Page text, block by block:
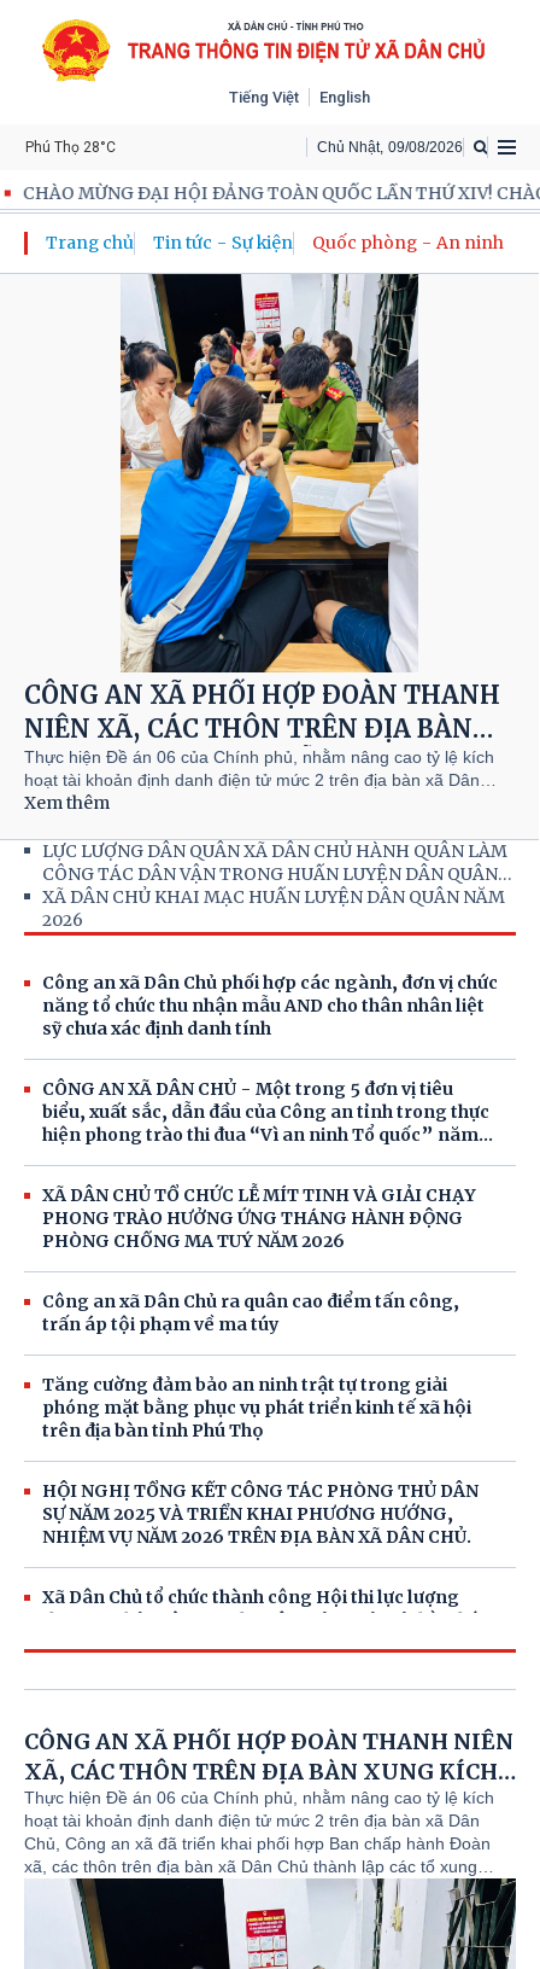
Tiếng Việt English
Chủ Nhật, 09/08/2026
Phú Thọ 28°C
MỪNG ĐẠI HỘI ĐẢNG TOÀN QUỐC LẦN THỨ XIV! CHÀO
Trang chủ Tin tức - Sự kiện Quốc phòng - An ninh
CÔNG AN XÃ PHỐI HỢP ĐOÀN THANH
NIÊN XÃ, CÁC THÔN TRÊN ĐỊA BÀN
XUNG KÍCH TRONG HỖ TRỢ NGƯỜI
DÂN KÍCH HOẠT TÀI KHOẢN ĐỊNH
Thực hiện Đề án 06 của Chính phủ, nhằm nâng cao tỷ lệ kích
hoạt tài khoản định danh điện tử mức 2 trên địa bàn xã Dân
Chủ, Công an xã đã triển khai phối hợp Ban chấp hành Đoàn
kích, tình nguyện trực tiếp tuyên truyền, hướng dẫn và hỗ trợ
người dân kích hoạt tài khoản định danh điện tử trên ứng dụng
VNeID.
Xem thêm
LỰC LƯỢNG DÂN QUÂN XÃ DÂN CHỦ HÀNH QUÂN LÀM
CÔNG TÁC DÂN VẬN TRONG HUẤN LUYỆN DÂN QUÂN
NĂM 2026
XÃ DÂN CHỦ KHAI MẠC HUẤN LUYỆN DÂN QUÂN NĂM
2026
Công an xã Dân Chủ phối hợp các ngành, đơn vị chức
năng tổ chức thu nhận mẫu AND cho thân nhân liệt
sỹ chưa xác định danh tính
CÔNG AN XÃ DÂN CHỦ - Một trong 5 đơn vị tiêu
biểu, xuất sắc, dẫn đầu của Công an tỉnh trong thực
hiện phong trào thi đua “Vì an ninh Tổ quốc” năm
XÃ DÂN CHỦ TỔ CHỨC LỄ MÍT TINH VÀ GIẢI CHẠY
PHONG TRÀO HƯỞNG ỨNG THÁNG HÀNH ĐỘNG
PHÒNG CHỐNG MA TUÝ NĂM 2026
Công an xã Dân Chủ ra quân cao điểm tấn công,
trấn áp tội phạm về ma túy
Tăng cường đảm bảo an ninh trật tự trong giải
phóng mặt bằng phục vụ phát triển kinh tế xã hội
trên địa bàn tỉnh Phú Thọ
HỘI NGHỊ TỔNG KẾT CÔNG TÁC PHÒNG THỦ DÂN
SỰ NĂM 2025 VÀ TRIỂN KHAI PHƯƠNG HƯỚNG,
NHIỆM VỤ NĂM 2026 TRÊN ĐỊA BÀN XÃ DÂN CHỦ.
Xã Dân Chủ tổ chức thành công Hội thi lực lượng
tham gia bảo vệ an ninh, trật tự ở cơ sở giỏi lần thứ I,
với Đoàn viên thanh niên Công an xã Dân Chủ
Lực lượng Công an xã Dân Chủ tích cực làm nhiệm
vụ trong ngày bầu cử
21 THANH NIÊN ƯU TÚ CỦA XÃ DÂN CHỦ ĐÃ LÊN
ĐƯỜNG NHẬP NGŨ THỰC HIỆN NGHĨA VỤ THIÊNG
LIÊNG VỚI TỔ QUỐC
CÔNG AN XÃ PHỐI HỢP ĐOÀN THANH NIÊN
XÃ, CÁC THÔN TRÊN ĐỊA BÀN XUNG KÍCH
TRONG HỖ TRỢ NGƯỜI DÂN KÍCH HOẠT
TÀI KHOẢN ĐỊNH DANH ĐIỆN TỬ MỨC 2
Thực hiện Đề án 06 của Chính phủ, nhằm nâng cao tỷ lệ kích
hoạt tài khoản định danh điện tử mức 2 trên địa bàn xã Dân
Chủ, Công an xã đã triển khai phối hợp Ban chấp hành Đoàn
xã, các thôn trên địa bàn xã Dân Chủ thành lập các tổ xung
kích, tình nguyện trực tiếp tuyên truyền, hướng dẫn và hỗ trợ
người dân kích hoạt tài khoản định danh điện tử trên ứng dụng